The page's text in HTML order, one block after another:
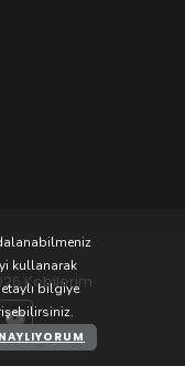
Kobilerim
kullanarak
bilgiye